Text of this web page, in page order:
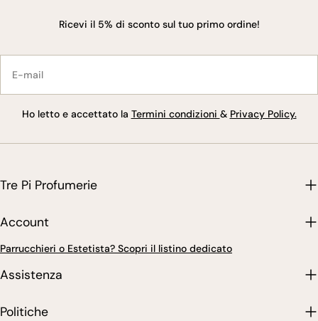
Ricevi il 5% di sconto sul tuo primo ordine!
mail
Ho letto e accettato la Termini condizioni & Privacy Policy.
Tre Pi Profumerie
Account
Parrucchieri o Estetista? Scopri il listino dedicato
Assistenza
Politiche